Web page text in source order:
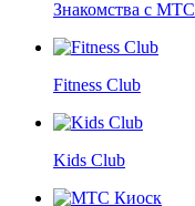
Знакомства с МТС
Fitness Club
Kids Club